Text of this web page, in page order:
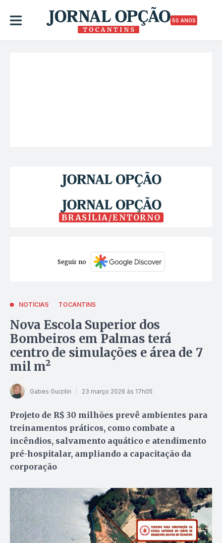
50 ANOS
BRASÍLIA/ENTORNO
Seguir no
NOTÍCIAS TOCANTINS
Nova Escola Superior dos
Bombeiros em Palmas terá
centro de simulações e área de 7
mil m²
Gabes Guizilin 23 março 2026 às 17h05
Projeto de R$ 30 milhões prevê ambientes para
treinamentos práticos, como combate a
incêndios, salvamento aquático e atendimento
pré-hospitalar, ampliando a capacitação da
corporação